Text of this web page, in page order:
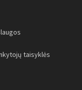
taisyklės